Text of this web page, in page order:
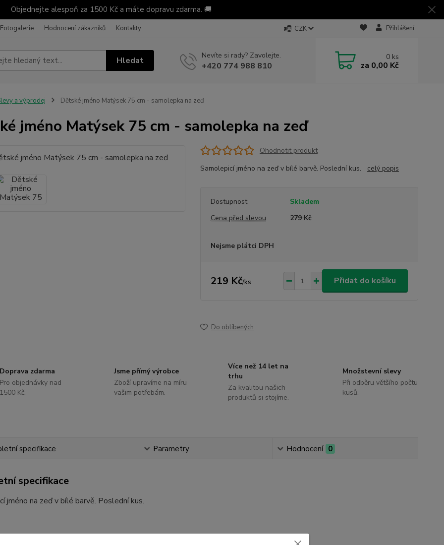
Objednejte alespoň za 1500 Kč a máte dopravu zdarma. 🚚
Fotogalerie Hodnocení zákazníků Kontakty CZK Přihlášení
Hledat Nevíte si rady? Zavolejte.
+420 774 988 810
0 ks
za 0,00 Kč
a výprodej Dětské jméno Matýsek 75 cm - samolepka na zeď
jméno Matýsek 75 cm - samolepka na zeď
Ohodnotit produkt
Samolepicí jméno na zeď v bílé barvě. Poslední kus. celý popis
Dostupnost
Skladem
Cena před slevou
279 Kč
Nejsme plátci DPH
219 Kč/ks Přidat do košíku
Do oblíbených
Doprava zdarma
Pro objednávky nad
1500 Kč.
Jsme přímý výrobce
Zboží upravíme na míru
vašim potřebám.
Více než 14 let na
trhu
Za kvalitou našich
produktů si stojíme.
Množstevní slevy
Při odběru většího počtu
kusů.
specifikace Parametry Hodnocení 0
specifikace
jméno na zeď v bílé barvě. Poslední kus.